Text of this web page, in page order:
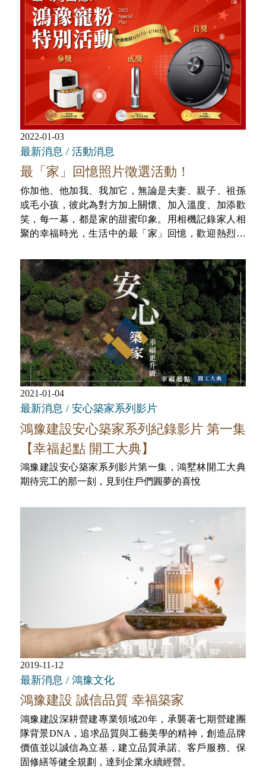
2022-01-03
最新消息 / 活動消息
最「家」回憶照片徵選活動！
你加他、他加我、我加它，無論是夫妻、親子、祖孫
或毛小孩，彼此為對方加上關懷、加入溫度、加添歡
笑，每一幕，都是家的甜蜜印象。用相機記錄家人相
聚的幸福時光，生活中的最「家」回憶，歡迎熱烈投
2021-01-04
最新消息 / 安心築家系列影片
鴻豫建設安心築家系列紀錄影片 第一集
【幸福起點 開工大典】
鴻豫建設安心築家系列影片第一集，鴻墅林開工大典
期待完工的那一刻，見到住戶們圓夢的喜悅
2019-11-12
最新消息 / 鴻豫文化
鴻豫建設 誠信品質 幸福築家
鴻豫建設深耕營建專業領域20年，承襲著七期營建團
隊背景DNA，追求品質與工藝美學的精神，創造品牌
價值並以誠信為立基，建立品質承諾、客戶服務、保
固修繕等健全規劃，達到企業永續經營。